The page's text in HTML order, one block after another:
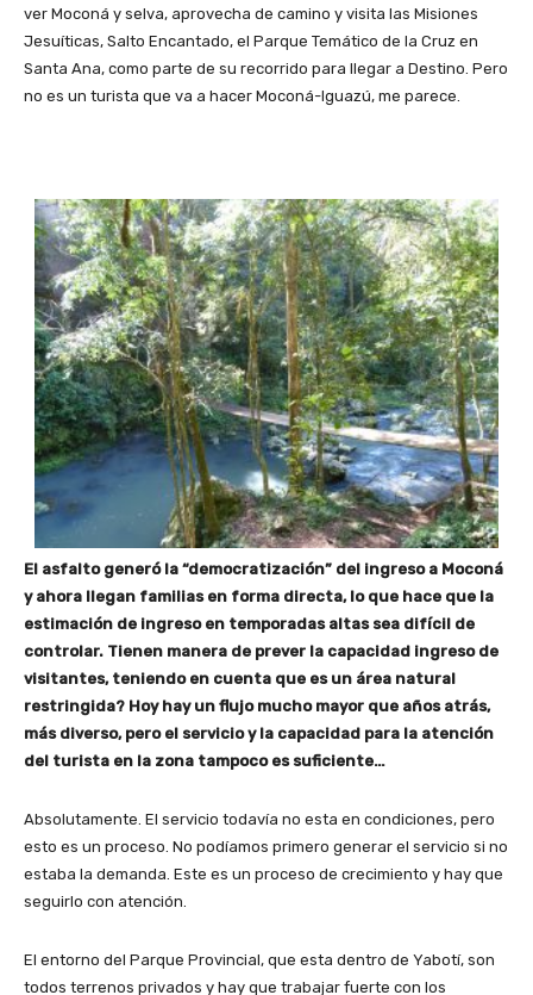
ver Moconá y selva, aprovecha de camino y visita las Misiones
Jesuíticas, Salto Encantado, el Parque Temático de la Cruz en
Santa Ana, como parte de su recorrido para llegar a Destino. Pero
no es un turista que va a hacer Moconá-Iguazú, me parece.
El asfalto generó la “democratización” del ingreso a Moconá
y ahora llegan familias en forma directa, lo que hace que la
estimación de ingreso en temporadas altas sea difícil de
controlar. Tienen manera de prever la capacidad ingreso de
visitantes, teniendo en cuenta que es un área natural
restringida? Hoy hay un flujo mucho mayor que años atrás,
más diverso, pero el servicio y la capacidad para la atención
del turista en la zona tampoco es suficiente…
Absolutamente. El servicio todavía no esta en condiciones, pero
esto es un proceso. No podíamos primero generar el servicio si no
estaba la demanda. Este es un proceso de crecimiento y hay que
seguirlo con atención.
El entorno del Parque Provincial, que esta dentro de Yabotí, son
todos terrenos privados y hay que trabajar fuerte con los